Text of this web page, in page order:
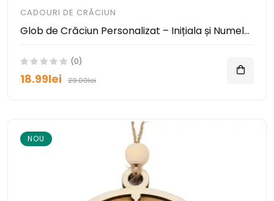
CADOURI DE CRĂCIUN
Glob de Crăciun Personalizat – Inițiala și Numele Tău pe Lemn
(0)
18.99lei 29.00lei
NOU